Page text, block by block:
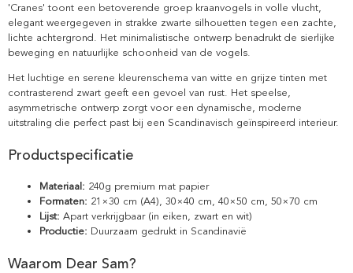
'Cranes' toont een betoverende groep kraanvogels in volle vlucht,
elegant weergegeven in strakke zwarte silhouetten tegen een zachte,
lichte achtergrond. Het minimalistische ontwerp benadrukt de sierlijke
beweging en natuurlijke schoonheid van de vogels.
Het luchtige en serene kleurenschema van witte en grijze tinten met
contrasterend zwart geeft een gevoel van rust. Het speelse,
asymmetrische ontwerp zorgt voor een dynamische, moderne
uitstraling die perfect past bij een Scandinavisch geïnspireerd interieur.
Productspecificatie
Materiaal: 240g premium mat papier
Formaten: 21×30 cm (A4), 30×40 cm, 40×50 cm, 50×70 cm
Lijst: Apart verkrijgbaar (in eiken, zwart en wit)
Productie: Duurzaam gedrukt in Scandinavië
Waarom Dear Sam?